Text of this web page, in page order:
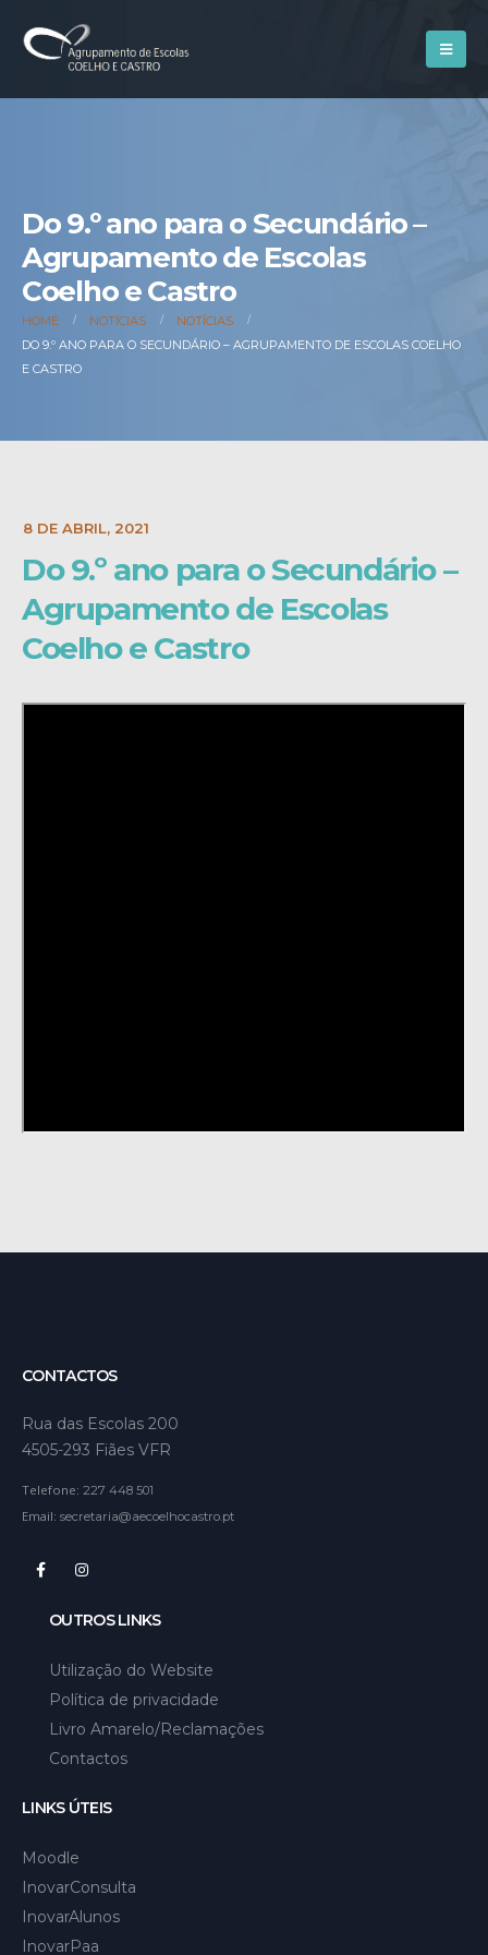
Do 9.º ano para o Secundário –
Agrupamento de Escolas
Coelho e Castro
HOME NOTÍCIAS
NOTÍCIAS
DO 9.º ANO PARA O SECUNDÁRIO – AGRUPAMENTO DE ESCOLAS COELHO
E CASTRO
18 DE ABRIL, 2021
Do 9.º ano para o Secundário –
Agrupamento de Escolas
Coelho e Castro
CONTACTOS
Rua das Escolas 200
4505-293 Fiães VFR
Telefone: 227 448 501
Email: secretaria@aecoelhocastro.pt
OUTROS LINKS
Utilização do Website
Política de privacidade
Livro Amarelo/Reclamações
Contactos
LINKS ÚTEIS
Moodle
InovarConsulta
InovarAlunos
InovarPaa